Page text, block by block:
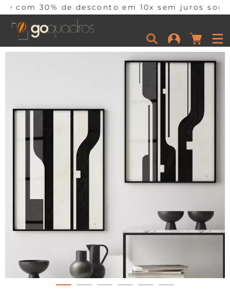
de desconto em 10x sem juros somente hoje!